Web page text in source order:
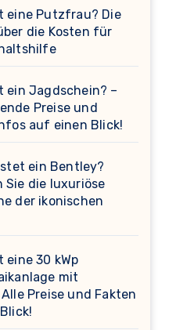
eine Putzfrau? Die
die Kosten für
ein Jagdschein? –
Preise und
auf einen Blick!
ein Bentley?
Sie die luxuriöse
der ikonischen
eine 30 kWp
mit
Preise und Fakten